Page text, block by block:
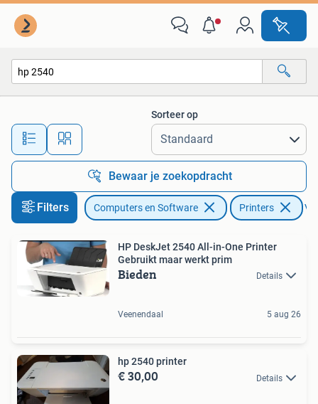
Alle afstanden…
Sorteer op
Bewaar je zoekopdracht
Filters Computers en Software Printers
HP DeskJet 2540 All-in-One Printer
Gebruikt maar werkt prim
Bieden Details
Veenendaal 5 aug 26
hp 2540 printer
€ 30,00 Details